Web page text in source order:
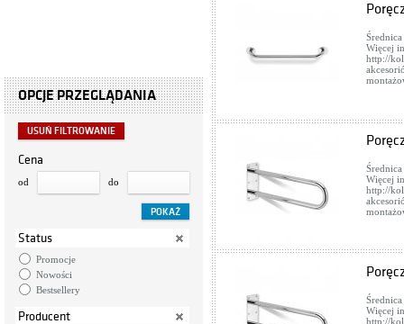
OPCJE PRZEGLĄDANIA
USUŃ FILTROWANIE
Cena
od do
Status
Promocje
Nowości
Bestsellery
Producent
Więcej
http://
Więcej
http://
Więcej
http://